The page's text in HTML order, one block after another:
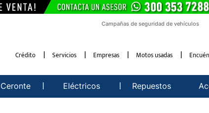
Campañas de seguridad de vehículos
Crédito Servicios Empresas Motos usadas
Ceronte Eléctricos Repuestos